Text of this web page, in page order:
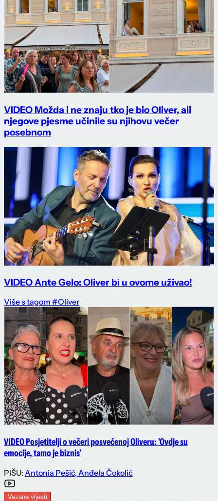
VIDEO Možda i ne znaju tko je bio Oliver, ali
njegove pjesme učinile su njihovu večer
posebnom
VIDEO Ante Gelo: Oliver bi u ovome uživao!
Više s tagom #Oliver
VIDEO Posjetitelji o večeri posvećenoj Oliveru: 'Ovdje su
emocije, tamo je biznis'
PIŠU: Antonia Pešić, Anđela Čokolić
Vezane vijesti